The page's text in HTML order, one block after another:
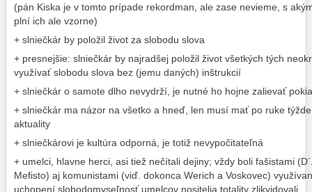
(pán Kiska je v tomto prípade rekordman, ale zase nevieme, s
plní ich ale vzorne)
+ slniečkár by položil život za slobodu slova
+ presnejšie: slniečkár by najradšej položil život všetkých tých
využívať slobodu slova bez (jemu daných) inštrukcií
+ slniečkár o samote dlho nevydrží, je nutné ho hojne zalievať
+ slniečkár ma názor na všetko a hneď, len musí mať po ruke
aktuality
+ slniečkárovi je kultúra odporná, je totiž nevypočitateľná
+ umelci, hlavne herci, asi tiež nečítali dejiny; vždy boli fašistami
Mefisto) aj komunistami (viď. dokonca Werich a Voskovec)
uchopení slobodomyseľnosť umelcov nositelia totality zlikvidovali